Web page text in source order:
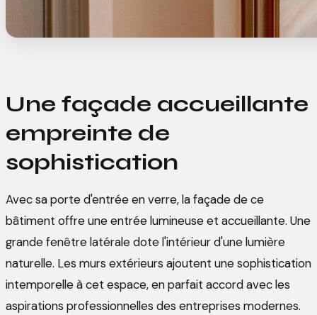
Une façade accueillante
empreinte de
sophistication
Avec sa porte d'entrée en verre, la façade de ce
bâtiment offre une entrée lumineuse et accueillante. Une
grande fenêtre latérale dote l'intérieur d'une lumière
naturelle. Les murs extérieurs ajoutent une sophistication
intemporelle à cet espace, en parfait accord avec les
aspirations professionnelles des entreprises modernes.